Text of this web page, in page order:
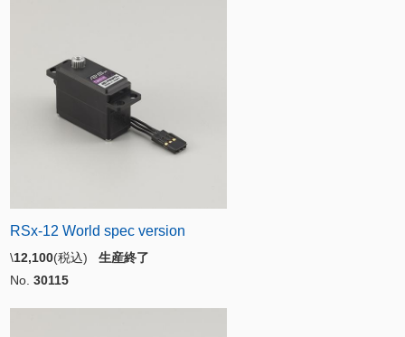
RSx-12 World spec version
\12,100(税込) 生産終了
No. 30115